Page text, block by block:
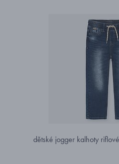
dětské jogger kalhoty